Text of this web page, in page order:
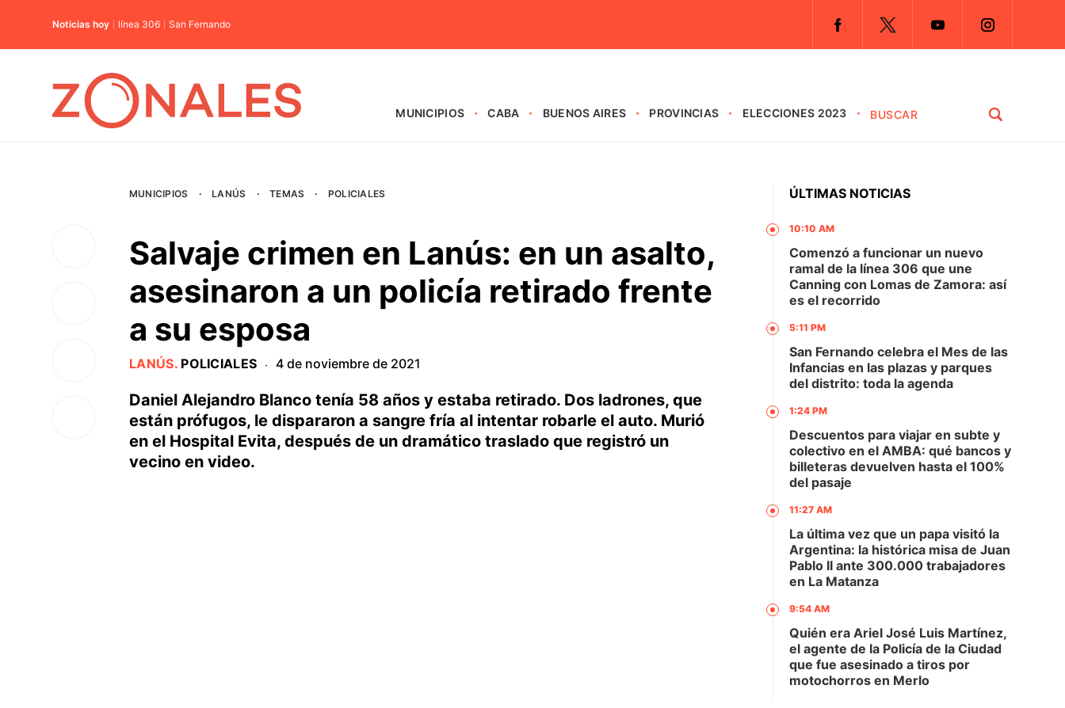
Noticias hoy línea 306 San Fernando
MUNICIPIOS CABA BUENOS AIRES PROVINCIAS ELECCIONES 2023
MUNICIPIOS · LANÚS · TEMAS · POLICIALES
Salvaje crimen en Lanús: en un asalto,
asesinaron a un policía retirado frente
a su esposa
LANÚS. POLICIALES · 4 de noviembre de 2021
Daniel Alejandro Blanco tenía 58 años y estaba retirado. Dos ladrones, que
están prófugos, le dispararon a sangre fría al intentar robarle el auto. Murió
en el Hospital Evita, después de un dramático traslado que registró un
vecino en video.
ÚLTIMAS NOTICIAS
10:10 AM
Comenzó a funcionar un nuevo
ramal de la línea 306 que une
Canning con Lomas de Zamora: así
es el recorrido
5:11 PM
San Fernando celebra el Mes de las
Infancias en las plazas y parques
del distrito: toda la agenda
1:24 PM
Descuentos para viajar en subte y
colectivo en el AMBA: qué bancos y
billeteras devuelven hasta el 100%
del pasaje
11:27 AM
La última vez que un papa visitó la
Argentina: la histórica misa de Juan
Pablo II ante 300.000 trabajadores
en La Matanza
9:54 AM
Quién era Ariel José Luis Martínez,
el agente de la Policía de la Ciudad
que fue asesinado a tiros por
motochorros en Merlo